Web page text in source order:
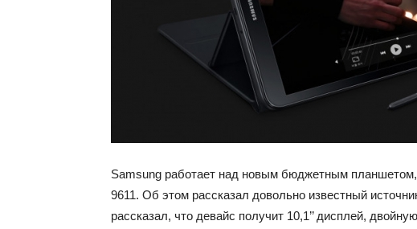
Samsung работает над новым бюджетным
9611. Об этом рассказал довольно известный
рассказал, что девайс получит 10,1’’ дисплей,